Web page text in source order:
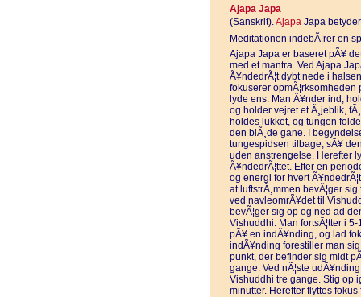
Ajapa Japa
(Sanskrit).Ajapa Japa betyder
Meditationen indebÃ¦rer en
Ajapa Japa er baseret pÃ¥
med et mantra. Ved Ajapa
Ã¥ndedrÃ¦t dybt nede i
fokuserer
lyde ens. Man Ã¥nder ind,
og holder vejret et Ã¸jeblik,
holdes lukket, og tungen
den blÃ¸de gane. I
tungespidsen tilbage, sÃ¥
uden anstrengelse. Herefter
Ã¥ndedrÃ¦ttet. Efter en
og energi for hvert
at luftstrÃ¸mmen bevÃ¦ger
ved navleomrÃ¥det til
bevÃ¦ger sig op og ned ad
Vishuddhi. Man fortsÃ¦tter i
pÃ¥ en indÃ¥nding, og lad
indÃ¥nding forestiller man
punkt, der befinder sig midt
gange. Ved nÃ¦ste
Vishuddhi tre gange. Stig op
minutter. Herefter flyttes fokus